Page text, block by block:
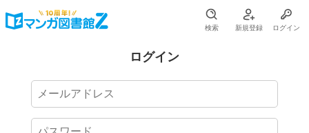
検索 新規登録 ログイン
ログイン